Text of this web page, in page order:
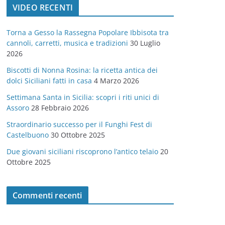
o
r
e
VIDEO RECENTI
Torna a Gesso la Rassegna Popolare Ibbisota tra
cannoli, carretti, musica e tradizioni 30 Luglio
2026
Biscotti di Nonna Rosina: la ricetta antica dei
dolci Siciliani fatti in casa 4 Marzo 2026
Settimana Santa in Sicilia: scopri i riti unici di
Assoro 28 Febbraio 2026
Straordinario successo per il Funghi Fest di
Castelbuono 30 Ottobre 2025
Due giovani siciliani riscoprono l’antico telaio 20
Ottobre 2025
Commenti recenti